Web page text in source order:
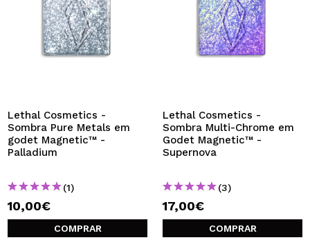
Lethal Cosmetics -
Sombra Pure Metals em
godet Magnetic™ -
Palladium
(1)
10,00€
COMPRAR
Lethal Cosmetics -
Sombra Multi-Chrome em
Godet Magnetic™ -
Supernova
(3)
17,00€
COMPRAR